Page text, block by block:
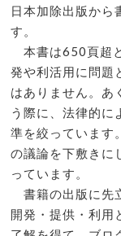
日本加除出版か
す。
本書は650頁超
発や利活用に問題
はありません。あ
う際に、法律的に
準を絞っています
の議論を下敷きに
っています。
書籍の出版に先
開発・提供・利用